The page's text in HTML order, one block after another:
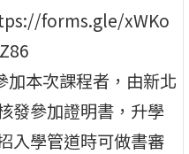
forms.gle/xWKo
加本次課程者，由新北
發參加證明書，升學
入學管道時可做書審